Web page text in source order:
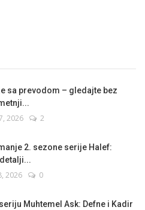
sa prevodom – gledajte bez
2026 2
2. sezone serije Halef:
2026 0
Muhtemel Ask: Defne i Kadir